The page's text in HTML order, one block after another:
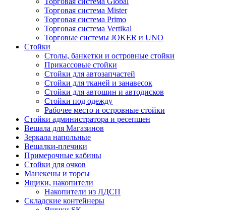
Торговая система Mister
Торговая система Primo
Торговая система Vertikal
Торговые системы JOKER и UNO
Стойки
Столы, банкетки и островные стойки
Прикассовые стойки
Стойки для автозапчастей
Стойки для тканей и занавесок
Стойки для автошин и автодисков
Стойки под одежду
Рабочее место и островные стойки
Стойки администратора и ресепшен
Вешала для Магазинов
Зеркала напольные
Вешалки-плечики
Примерочные кабины
Стойки для очков
Манекены и торсы
Ящики, накопители
Накопители из ЛДСП
Складские контейнеры